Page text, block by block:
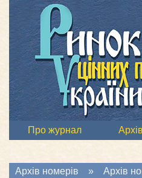
Про журнал
Архів номерів » Архів